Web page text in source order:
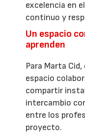
excelencia en
continuo y
Un espacio
aprenden
Para Marta
espacio
compartir
intercambio
entre los
proyecto.